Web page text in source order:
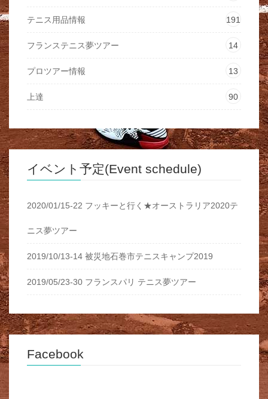
テニス用品情報 191
フランステニス夢ツアー 14
プロツアー情報 13
上達 90
イベント予定(Event schedule)
2020/01/15-22 フッキーと行く★オーストラリア2020テ
ニス夢ツアー
2019/10/13-14 被災地石巻市テニスキャンプ2019
2019/05/23-30 フランスパリ テニス夢ツアー
Facebook